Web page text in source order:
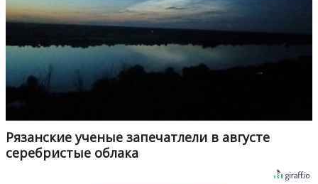
Рязанские ученые запечатлели в августе
серебристые облака